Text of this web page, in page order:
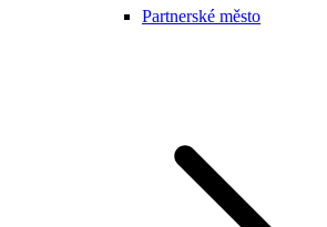
Partnerské město